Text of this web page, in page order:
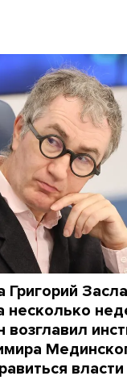
несколько
власти